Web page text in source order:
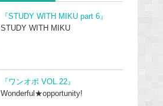
『STUDY WITH MIKU part 6』
STUDY WITH MIKU
『ワンオポ VOL.22』
Wonderful★opportunity!